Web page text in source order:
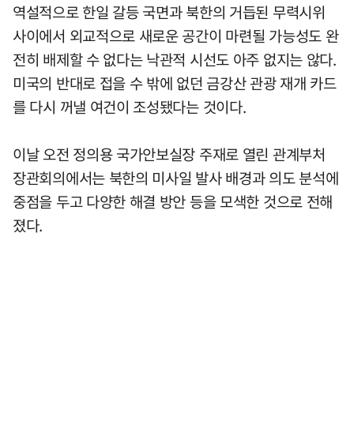
역설적으로 한일 갈등 국면과 북한의 거듭된 무력시위
사이에서 외교적으로 새로운 공간이 마련될 가능성도 완
전히 배제할 수 없다는 낙관적 시선도 아주 없지는 않다.
미국의 반대로 접을 수 밖에 없던 금강산 관광 재개 카드
를 다시 꺼낼 여건이 조성됐다는 것이다.
이날 오전 정의용 국가안보실장 주재로 열린 관계부처
장관회의에서는 북한의 미사일 발사 배경과 의도 분석에
중점을 두고 다양한 해결 방안 등을 모색한 것으로 전해
졌다.